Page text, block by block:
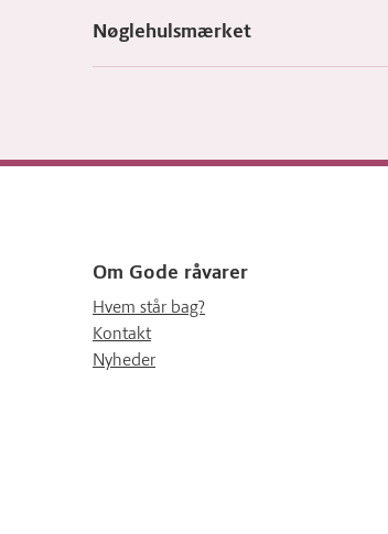
Nøglehulsmærket
Om Gode råvarer
Hvem står bag?
Kontakt
Nyheder